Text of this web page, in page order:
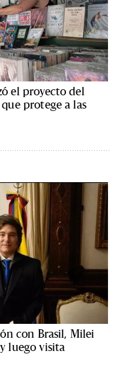
el proyecto del
protege a las
con Brasil, Milei
luego visita